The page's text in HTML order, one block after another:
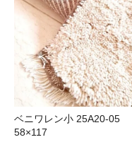
ベニワレン小 25A20-05
58×117